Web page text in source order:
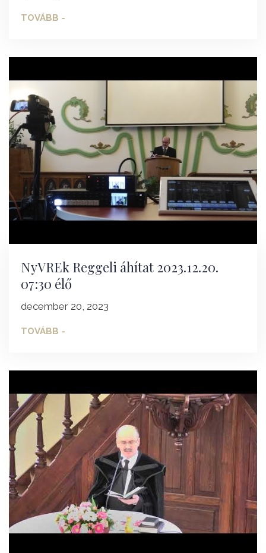
TOVÁBB -
NyVREk Reggeli áhítat 2023.12.20.
07:30 élő
december 20, 2023
TOVÁBB -